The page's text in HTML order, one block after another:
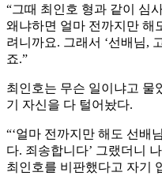
“그때 최인호 형과 같이 심
왜냐하면 얼마 전까지만 해
려니까요. 그래서 ‘선배님,
죠.”
최인호는 무슨 일이냐고 물
기 자신을 다 털어놨다.
“‘얼마 전까지만 해도 선배
다. 죄송합니다’ 그랬더니
최인호를 비판했다고 자기